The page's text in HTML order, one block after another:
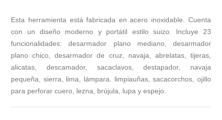
Esta herramienta está fabricada en acero inoxidable. Cuenta
con un diseño moderno y portátil estilo suizo. Incluye 23
funcionalidades: desarmador plano mediano, desarmador
plano chico, desarmador de cruz, navaja, abrelatas, tijeras,
alicatas, descamador, sacaclavos, destapador, navaja
pequeña, sierra, lima, lámpara. limpiauñas, sacacorchos, ojillo
para perforar cuero, lezna, brújula, lupa y espejo.